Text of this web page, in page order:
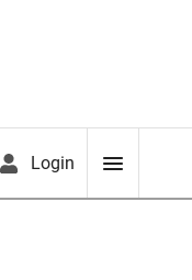
Login